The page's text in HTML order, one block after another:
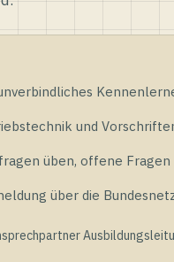
und
üben, offene Fragen
über die